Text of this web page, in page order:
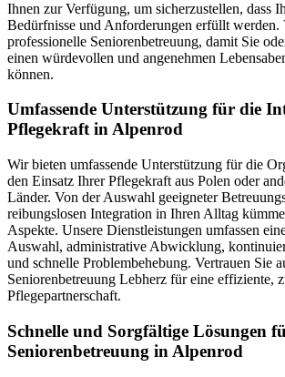
Ihnen zur Verfügung, um sicherzustellen, dass
Bedürfnisse und Anforderungen erfüllt werden.
professionelle Seniorenbetreuung, damit Sie
einen würdevollen und angenehmen
können.
Umfassende Unterstützung für die
Pflegekraft in Alpenrod
Wir bieten umfassende Unterstützung für die
den Einsatz Ihrer Pflegekraft aus Polen oder
Länder. Von der Auswahl geeigneter
reibungslosen Integration in Ihren Alltag
Aspekte. Unsere Dienstleistungen umfassen
Auswahl, administrative Abwicklung,
und schnelle Problembehebung. Vertrauen Sie
Seniorenbetreuung Lebherz für eine effiziente,
Pflegepartnerschaft.
Schnelle und Sorgfältige Lösungen
Seniorenbetreuung in Alpenrod